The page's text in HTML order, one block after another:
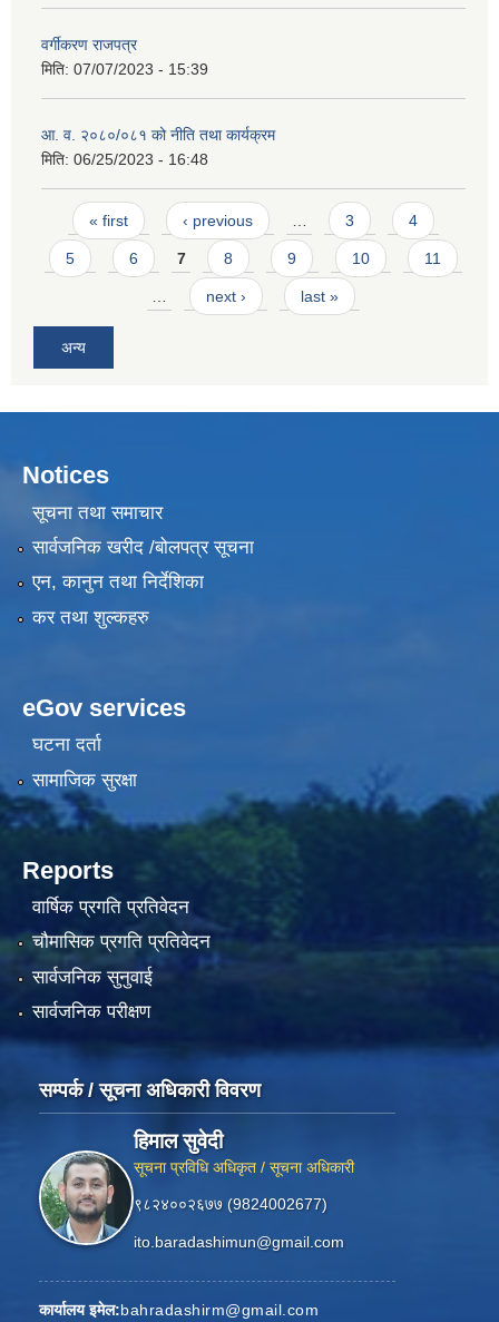
वर्गीकरण राजपत्र
मिति: 07/07/2023 - 15:39
आ. व. २०८०/०८१ को नीति तथा कार्यक्रम
मिति: 06/25/2023 - 16:48
Pages
« first ‹ previous 3 4
5 6 7 8 9 10 11
next › last »
अन्य
Notices
सूचना तथा समाचार
सार्वजनिक खरीद /बोलपत्र सूचना
एन, कानुन तथा निर्देशिका
कर तथा शुल्कहरु
eGov services
घटना दर्ता
सामाजिक सुरक्षा
Reports
वार्षिक प्रगति प्रतिवेदन
चौमासिक प्रगति प्रतिवेदन
सार्वजनिक सुनुवाई
सार्वजनिक परीक्षण
सम्पर्क / सूचना अधिकारी विवरण
हिमाल सुवेदी
सूचना प्रविधि अधिकृत / सूचना अधिकारी
९८२४००२६७७ (9824002677)
ito.baradashimun@gmail.com
कार्यालय इमेल:bahradashirm@gmail.com